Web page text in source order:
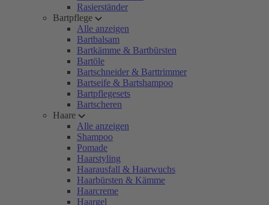
Rasierständer
Bartpflege
Alle anzeigen
Bartbalsam
Bartkämme & Bartbürsten
Bartöle
Bartschneider & Barttrimmer
Bartseife & Bartshampoo
Bartpflegesets
Bartscheren
Haare
Alle anzeigen
Shampoo
Pomade
Haarstyling
Haarausfall & Haarwuchs
Haarbürsten & Kämme
Haarcreme
Haargel